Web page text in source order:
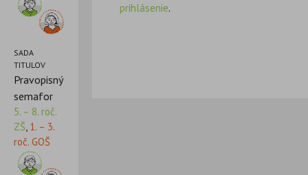
SADA
TITULOV
Pravopisný
semafor
5. – 8. roč.
ZŠ,1. – 3.
roč. GOŠ
prihlásenie.